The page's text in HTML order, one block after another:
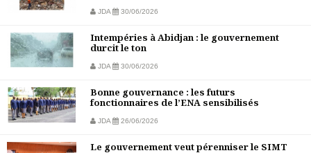
JDA 30/06/2026
Intempéries à Abidjan : le gouvernement
durcit le ton
JDA 30/06/2026
Bonne gouvernance : les futurs
fonctionnaires de l’ENA sensibilisés
JDA 26/06/2026
Le gouvernement veut pérenniser le SIMT